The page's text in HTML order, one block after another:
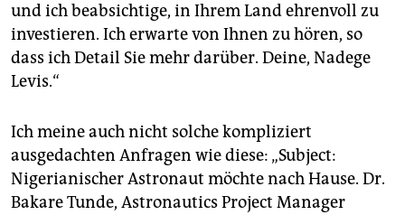
und ich beabsichtige, in Ihrem Land ehrenvoll zu
investieren. Ich erwarte von Ihnen zu hören, so
dass ich Detail Sie mehr darüber. Deine, Nadege
Levis.“
Ich meine auch nicht solche kompliziert
ausgedachten Anfragen wie diese: „Subject:
Nigerianischer Astronaut möchte nach Hause. Dr.
Bakare Tunde, Astronautics Project Manager